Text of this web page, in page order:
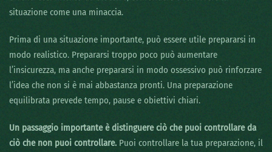
situazione come una minaccia.
Prima di una situazione importante, può essere utile prepararsi in
modo realistico. Prepararsi troppo poco può aumentare
l’insicurezza, ma anche prepararsi in modo ossessivo può rinforzare
l’idea che non si è mai abbastanza pronti. Una preparazione
equilibrata prevede tempo, pause e obiettivi chiari.
Un passaggio importante è distinguere ciò che puoi controllare da
ciò che non puoi controllare. Puoi controllare la tua preparazione, il